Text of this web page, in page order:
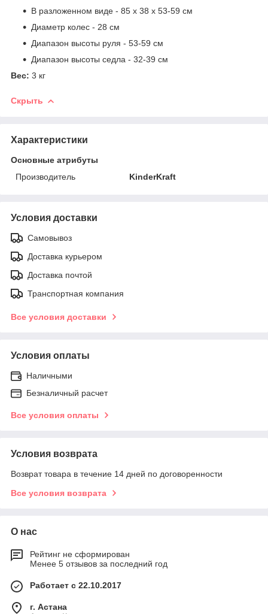
В разложенном виде - 85 x 38 x 53-59 см
Диаметр колес - 28 см
Диапазон высоты руля - 53-59 см
Диапазон высоты седла - 32-39 см
Вес: 3 кг
Скрыть
Характеристики
Основные атрибуты
Производитель
KinderKraft
Условия доставки
Самовывоз
Доставка курьером
Доставка почтой
Транспортная компания
Все условия доставки
Условия оплаты
Наличными
Безналичный расчет
Все условия оплаты
Условия возврата
Возврат товара в течение 14 дней по договоренности
Все условия возврата
О нас
Рейтинг не сформирован
Менее 5 отзывов за последний год
Работает с 22.10.2017
г. Астана